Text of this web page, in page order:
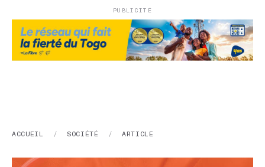
PUBLICITÉ
ACCUEIL / SOCIÉTÉ / ARTICLE